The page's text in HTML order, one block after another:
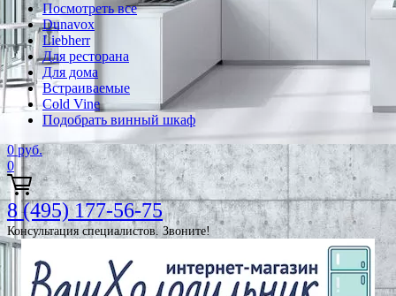
Посмотреть все
Dunavox
Liebherr
Для ресторана
Для дома
Встраиваемые
Cold Vine
Подобрать винный шкаф
0 руб.
0
8 (495) 177-56-75
Консультация специалистов. Звоните!